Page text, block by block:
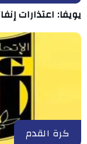
يويفا: اعتذارات
كرة القدم